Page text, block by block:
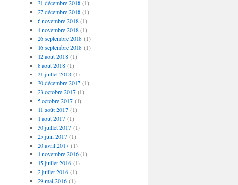
31 décembre 2018(1)
27 décembre 2018(1)
6 novembre 2018(1)
4 novembre 2018(1)
26 septembre 2018(1)
16 septembre 2018(1)
12 août 2018(1)
8 août 2018(1)
21 juillet 2018(1)
30 décembre 2017(1)
23 octobre 2017(1)
5 octobre 2017(1)
11 août 2017(1)
1 août 2017(1)
30 juillet 2017(1)
25 juin 2017(1)
20 avril 2017(1)
1 novembre 2016(1)
15 juillet 2016(1)
2 juillet 2016(1)
29 mai 2016(1)